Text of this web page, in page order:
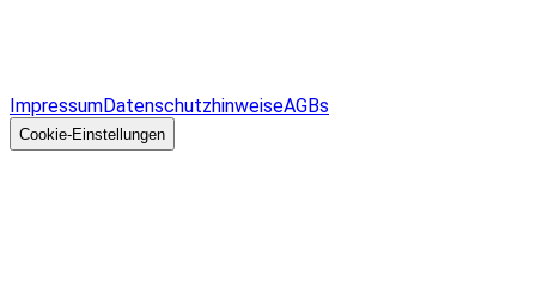
ImpressumDatenschutzhinweiseAGBs
Cookie-Einstellungen